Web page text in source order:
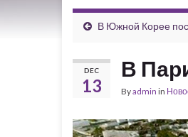
В Южной Корее
DEC
13
В
Byadmin in